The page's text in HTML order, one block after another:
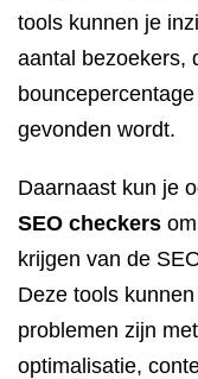
tools kunnen je
aantal bezoekers,
gevonden wordt.
Daarnaast kun je
SEO checkers
krijgen van de
Deze tools
problemen zijn
optimalisatie,